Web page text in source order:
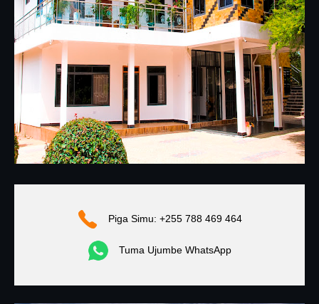
Piga Simu: +255 788 469 464
Tuma Ujumbe WhatsApp